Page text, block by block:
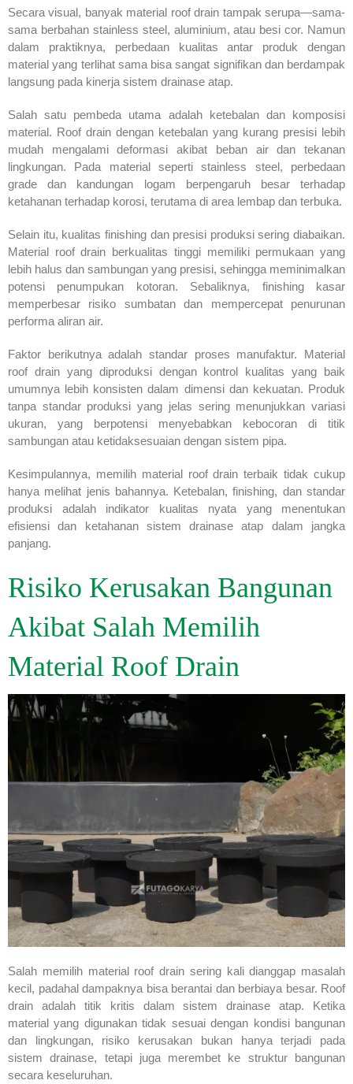
Secara visual, banyak material roof drain tampak serupa—sama-
sama berbahan stainless steel, aluminium, atau besi cor. Namun
dalam praktiknya, perbedaan kualitas antar produk dengan
material yang terlihat sama bisa sangat signifikan dan berdampak
langsung pada kinerja sistem drainase atap.
Salah satu pembeda utama adalah ketebalan dan komposisi
material. Roof drain dengan ketebalan yang kurang presisi lebih
mudah mengalami deformasi akibat beban air dan tekanan
lingkungan. Pada material seperti stainless steel, perbedaan
grade dan kandungan logam berpengaruh besar terhadap
ketahanan terhadap korosi, terutama di area lembap dan terbuka.
Selain itu, kualitas finishing dan presisi produksi sering diabaikan.
Material roof drain berkualitas tinggi memiliki permukaan yang
lebih halus dan sambungan yang presisi, sehingga meminimalkan
potensi penumpukan kotoran. Sebaliknya, finishing kasar
memperbesar risiko sumbatan dan mempercepat penurunan
performa aliran air.
Faktor berikutnya adalah standar proses manufaktur. Material
roof drain yang diproduksi dengan kontrol kualitas yang baik
umumnya lebih konsisten dalam dimensi dan kekuatan. Produk
tanpa standar produksi yang jelas sering menunjukkan variasi
ukuran, yang berpotensi menyebabkan kebocoran di titik
sambungan atau ketidaksesuaian dengan sistem pipa.
Kesimpulannya, memilih material roof drain terbaik tidak cukup
hanya melihat jenis bahannya. Ketebalan, finishing, dan standar
produksi adalah indikator kualitas nyata yang menentukan
efisiensi dan ketahanan sistem drainase atap dalam jangka
panjang.
Risiko Kerusakan Bangunan
Akibat Salah Memilih
Material Roof Drain
Salah memilih material roof drain sering kali dianggap masalah
kecil, padahal dampaknya bisa berantai dan berbiaya besar. Roof
drain adalah titik kritis dalam sistem drainase atap. Ketika
material yang digunakan tidak sesuai dengan kondisi bangunan
dan lingkungan, risiko kerusakan bukan hanya terjadi pada
sistem drainase, tetapi juga merembet ke struktur bangunan
secara keseluruhan.